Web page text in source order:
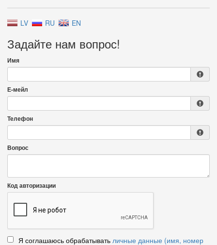
LV RU EN
Задайте нам вопрос!
Имя
Е-мейл
Телефон
Вопрос
Код авторизации
Я соглашаюсь обрабатывать личные данные (имя, номер